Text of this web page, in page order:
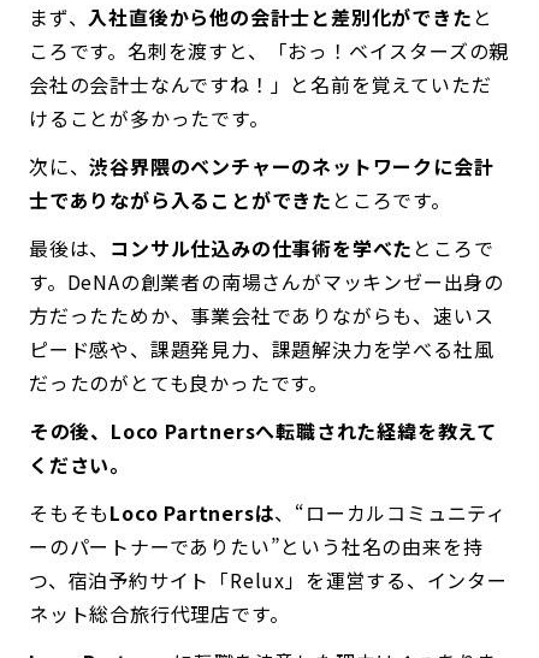
まず、 入社直後から他の会計士と差別化ができた と
ころです。名刺を渡すと、「おっ！ベイスターズの親
会社の会計士なんですね！」と名前を覚えていただ
けることが多かったです。
次に、渋谷界隈のベンチャーのネットワークに会計
士でありながら入ることができた ところです。
最後は、 コンサル仕込みの仕事術を学べた ところで
す。DeNAの創業者の南場さんがマッキンゼー出身の
方だったためか、事業会社でありながらも、速いス
ピード感や、課題発見力、課題解決力を学べる社風
だったのがとても良かったです。
――その後、Loco Partnersへ転職された経緯を教えて
ください。
そもそもLoco Partnersは、“ローカルコミュニティ
ーのパートナーでありたい”という社名の由来を持
つ、宿泊予約サイト「Relux」を運営する、インター
ネット総合旅行代理店です。